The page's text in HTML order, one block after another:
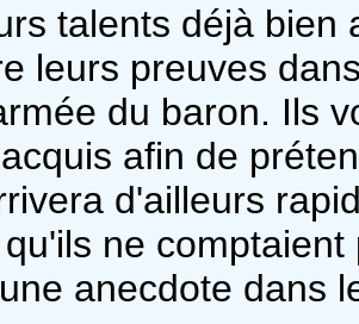
talents déjà bien
leurs preuves
du baron. Ils
afin de
d'ailleurs
ne
anecdote dans